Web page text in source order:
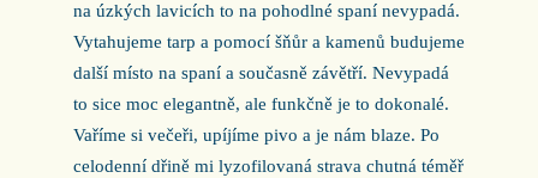
na úzkých lavicích to na pohodlné spaní nevypadá.
Vytahujeme tarp a pomocí šňůr a kamenů budujeme
další místo na spaní a současně závětří. Nevypadá
to sice moc elegantně, ale funkčně je to dokonalé.
Vaříme si večeři, upíjíme pivo a je nám blaze. Po
celodenní dřině mi lyzofilovaná strava chutná téměř